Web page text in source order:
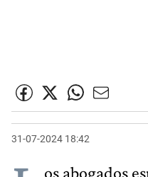
31-07-2024 18:42
os abogados